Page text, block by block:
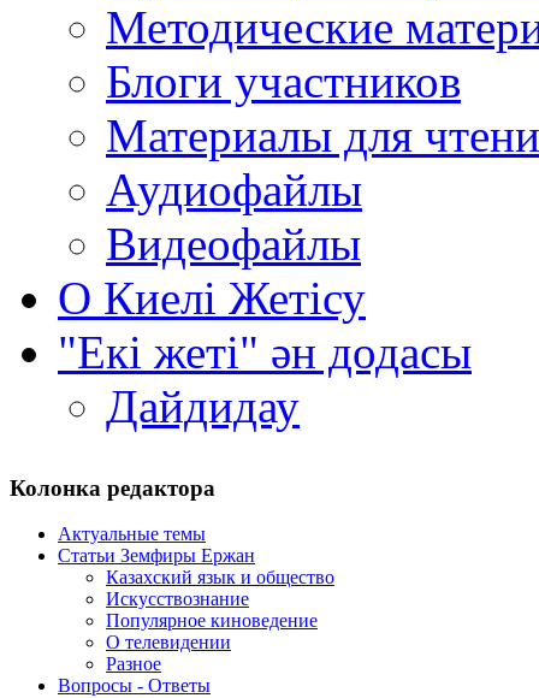
Методические
Блоги участников
Материалы для
Аудиофайлы
Видеофайлы
О Киелi Жетiсу
"Екі жеті" ән додасы
Дайдидау
Колонка редактора
Актуальные темы
Статьи Земфиры Ержан
Казахский язык и общество
Искусствознание
Популярное киноведение
О телевидении
Разное
Вопросы - Ответы